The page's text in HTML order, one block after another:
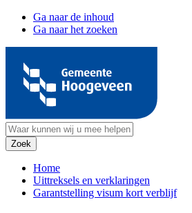
Ga naar de inhoud
Ga naar het zoeken
Home
Uittreksels en verklaringen
Garantstelling visum kort verblijf